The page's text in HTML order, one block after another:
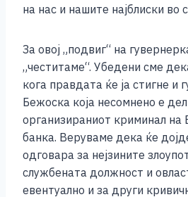
на нас и нашите најблиски во
За овој „подвиг“ на
„честитаме“. Убедени сме
кога правдата ќе ја стигне и
Бежоска која несомнено е
организираниот криминал на
банка. Веруваме дека ќе
одговара за нејзините
службената должност и
евентуално и за други